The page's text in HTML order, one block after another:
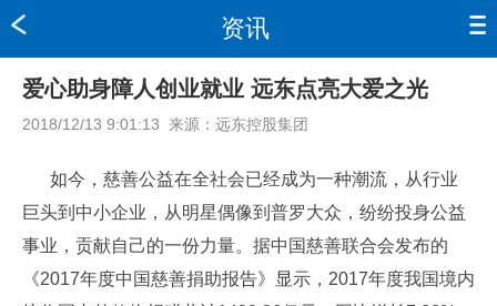
资讯
爱心助身障人创业就业 远东点亮大爱之光
2018/12/13 9:01:13 来源： 远东控股集团
如今，慈善公益在全社会已经成为一种潮流，从行业
巨头到中小企业，从明星偶像到普罗大众，纷纷投身公益
事业，贡献自己的一份力量。据中国慈善联合会发布的
《2017年度中国慈善捐助报告》显示，2017年度我国境内